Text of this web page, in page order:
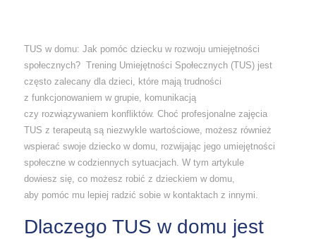
TUS w domu: Jak pomóc dziecku w rozwoju umiejętności
społecznych? Trening Umiejętności Społecznych (TUS) jest
często zalecany dla dzieci, które mają trudności
z funkcjonowaniem w grupie, komunikacją
czy rozwiązywaniem konfliktów. Choć profesjonalne zajęcia
TUS z terapeutą są niezwykle wartościowe, możesz również
wspierać swoje dziecko w domu, rozwijając jego umiejętności
społeczne w codziennych sytuacjach. W tym artykule
dowiesz się, co możesz robić z dzieckiem w domu,
aby pomóc mu lepiej radzić sobie w kontaktach z innymi.
Dlaczego TUS w domu jest